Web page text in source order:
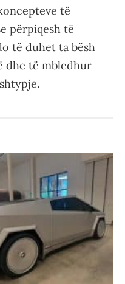
të
përpiqesh të
të duhet ta bësh
dhe të mbledhur